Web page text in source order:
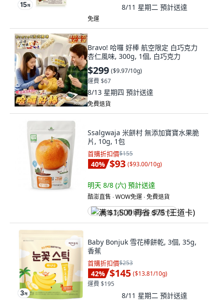
8/11 星期二 預計送達
免運
Bravo! 哈囉 好棒 航空限定 白巧克力
杏仁風味, 300g, 1個, 白巧克力
$299 ($9.97/10g)
運費 $67
8/13 星期四 預計送達
免費退貨
Ssalgwaja 米餅村 無添加寶寶水果脆
片, 10g, 1包
首購折扣價$155
40% $93 ($93.00/10g)
明天 8/8 (六) 預計送達
酷澎直售 ∙ WOW免運 ∙ 免費退貨
满 $1,500 再省 $75 (王道卡)
Baby Bonjuk 雪花棒餅乾, 3個, 35g,
香蕉
首購折扣價$253
42% $145 ($13.81/10g)
運費 $195
8/11 星期二 預計送達